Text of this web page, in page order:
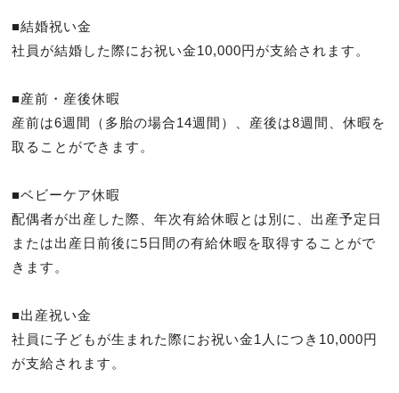
■結婚祝い金
社員が結婚した際にお祝い金10,000円が支給されます。
■産前・産後休暇
産前は6週間（多胎の場合14週間）、産後は8週間、休暇を
取ることができます。
■ベビーケア休暇
配偶者が出産した際、年次有給休暇とは別に、出産予定日
または出産日前後に5日間の有給休暇を取得することがで
きます。
■出産祝い金
社員に子どもが生まれた際にお祝い金1人につき10,000円
が支給されます。